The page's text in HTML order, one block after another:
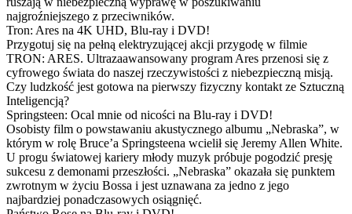
najgroźniejszego z przeciwników.
Tron: Ares na 4K UHD, Blu-ray i DVD!
Przygotuj się na pełną elektryzującej akcji przygodę w filmie
TRON: ARES. Ultrazaawansowany program Ares przenosi się z
cyfrowego świata do naszej rzeczywistości z niebezpieczną misją.
Czy ludzkość jest gotowa na pierwszy fizyczny kontakt ze Sztuczną
Inteligencją?
Springsteen: Ocal mnie od nicości na Blu-ray i DVD!
Osobisty film o powstawaniu akustycznego albumu „Nebraska”, w
którym w rolę Bruce’a Springsteena wcielił się Jeremy Allen White.
U progu światowej kariery młody muzyk próbuje pogodzić presję
sukcesu z demonami przeszłości. „Nebraska” okazała się punktem
zwrotnym w życiu Bossa i jest uznawana za jedno z jego
najbardziej ponadczasowych osiągnięć.